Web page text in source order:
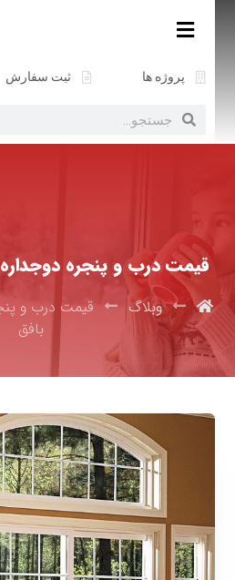
پروژه ها ثبت سفارش
قیمت درب و پنجره دوجداره uPVC پادرا در بافق
وبلاگ
بافق